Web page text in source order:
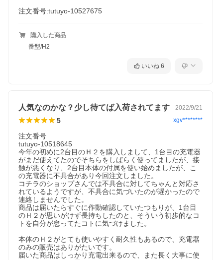
注文番号:tutuyo-10527675
購入した商品
番型/H2
いいね 6
人気なのかな？少し待てば入荷されてます 2022/9/21
5 xgv********
注文番号
tutuyo-10518645
今年の初めに2台目のＨ２を購入しまして、1台目の充電器
がまだ使えてたのでそちらをしばらく使ってましたが、接
触が悪くなり、2台目本体の付属を使い始めましたが、こ
の充電器に不具合があり今回注文しました。
コチラのショップさんでは不具合に対してちゃんと対応さ
れているようですが、不具合に気づいたのが遅かったので
連絡しませんでした。
商品は届いたらすぐに作動確認していたつもりが、1台目
のＨ２が思いがけず長持ちしたのと、そういう初歩的なコ
トを自分が怠ってたコトに気づけました。
本体のＨ２がとても使いやすく耐久性もあるので、充電器
のみの販売はありがたいです。
届いた商品はしっかり充電出来るので、また長く大事に使